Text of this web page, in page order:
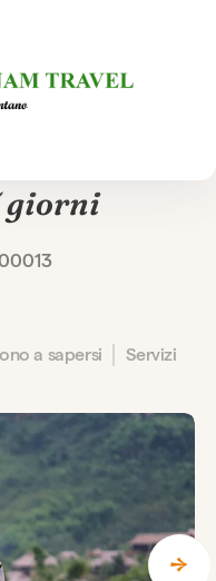
giorni
a sapersi Servizi